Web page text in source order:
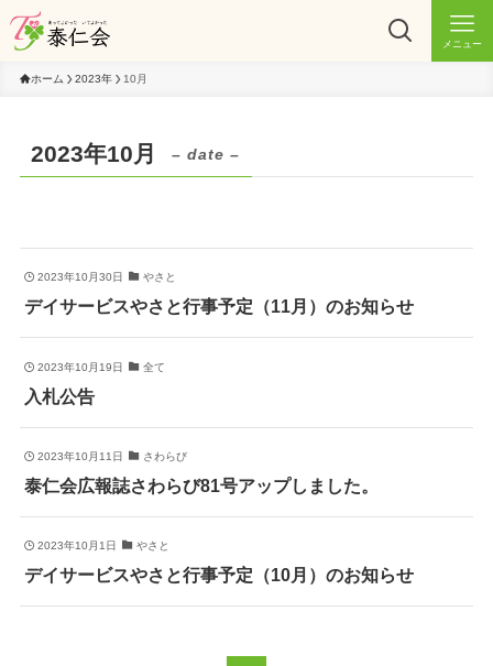
メニュー
ホーム 2023年 10月
2023年10月 – date –
2023年10月30日 やさと
デイサービスやさと行事予定（11月）のお知らせ
2023年10月19日 全て
入札公告
2023年10月11日 さわらび
泰仁会広報誌さわらび81号アップしました。
2023年10月1日 やさと
デイサービスやさと行事予定（10月）のお知らせ